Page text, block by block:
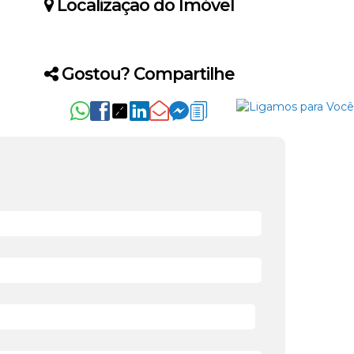
Localização do Imóvel
Gostou? Compartilhe